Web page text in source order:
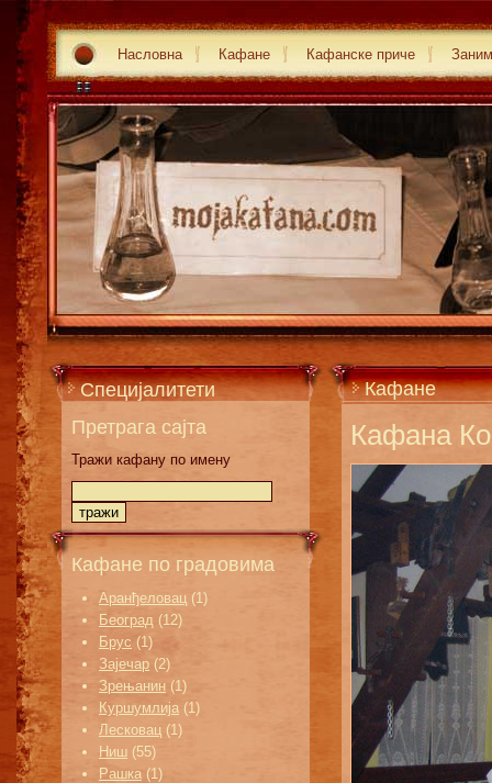
Насловна Кафане Кафанске приче
Специјалитети
Претрага сајта
Тражи кафану по имену
Кафане по градовима
Аранђеловац (1)
Београд (12)
Брус (1)
Зајечар (2)
Зрењанин (1)
Куршумлија (1)
Лесковац (1)
Ниш (55)
Рашка (1)
Кафане
Кафана